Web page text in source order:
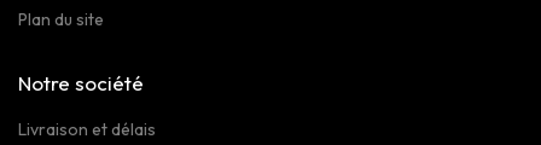
Plan du site
Notre société
Livraison et délais